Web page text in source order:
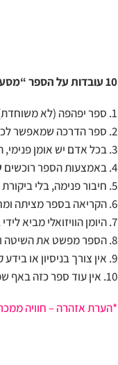
10 עובדות על הספר “מסעות ביומן הוויזואלי”
ספר יפהפה (לא משוחדת)
ספר הדרכה שמאפשר לכל
בכל אדם יש אומן
באמצעות הספר רוכשים
חיבור פנימה, בלי
הקריאה בספר מציתה
היומן הוויזואלי מביא
הספר מפשט את השיטה
אין צורך בניסיון או
אין עוד ספר כזה באף
*הערת אזהרה – חוויה